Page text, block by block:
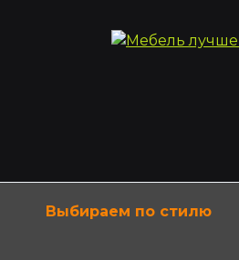
Выбираем по стилю